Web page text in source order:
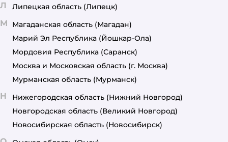
Л Липецкая область (Липецк)
М Магаданская область (Магадан)
Марий Эл Республика (Йошкар-Ола)
Мордовия Республика (Саранск)
Москва и Московская область (г. Москва)
Мурманская область (Мурманск)
Н Нижегородская область (Нижний Новгород)
Новгородская область (Великий Новгород)
Новосибирская область (Новосибирск)